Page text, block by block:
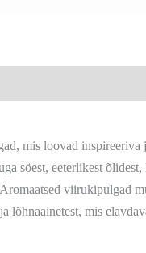
mis loovad
söest, eeterlikest
viirukipulgad
lõhnaainetest, mis